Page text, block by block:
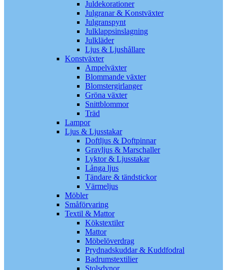
Juldekorationer
Julgranar & Konstväxter
Julgranspynt
Julklappsinslagning
Julkläder
Ljus & Ljushållare
Konstväxter
Ampelväxter
Blommande växter
Blomstergirlanger
Gröna växter
Snittblommor
Träd
Lampor
Ljus & Ljusstakar
Doftljus & Doftpinnar
Gravljus & Marschaller
Lyktor & Ljusstakar
Långa ljus
Tändare & tändstickor
Värmeljus
Möbler
Småförvaring
Textil & Mattor
Kökstextiler
Mattor
Möbelöverdrag
Prydnadskuddar & Kuddfodral
Badrumstextilier
Stolsdynor